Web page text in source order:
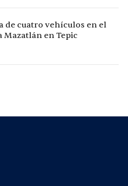
de cuatro vehículos en el
en Tepic